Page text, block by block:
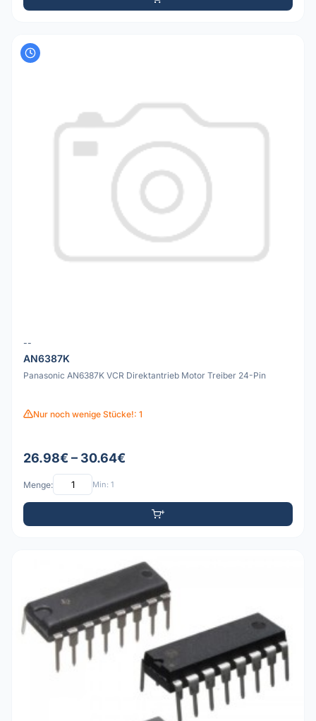
--
AN6387K
Panasonic AN6387K VCR Direktantrieb Motor Treiber 24-Pin
Nur noch wenige Stücke!: 1
26.98€ – 30.64€
Menge: Min: 1